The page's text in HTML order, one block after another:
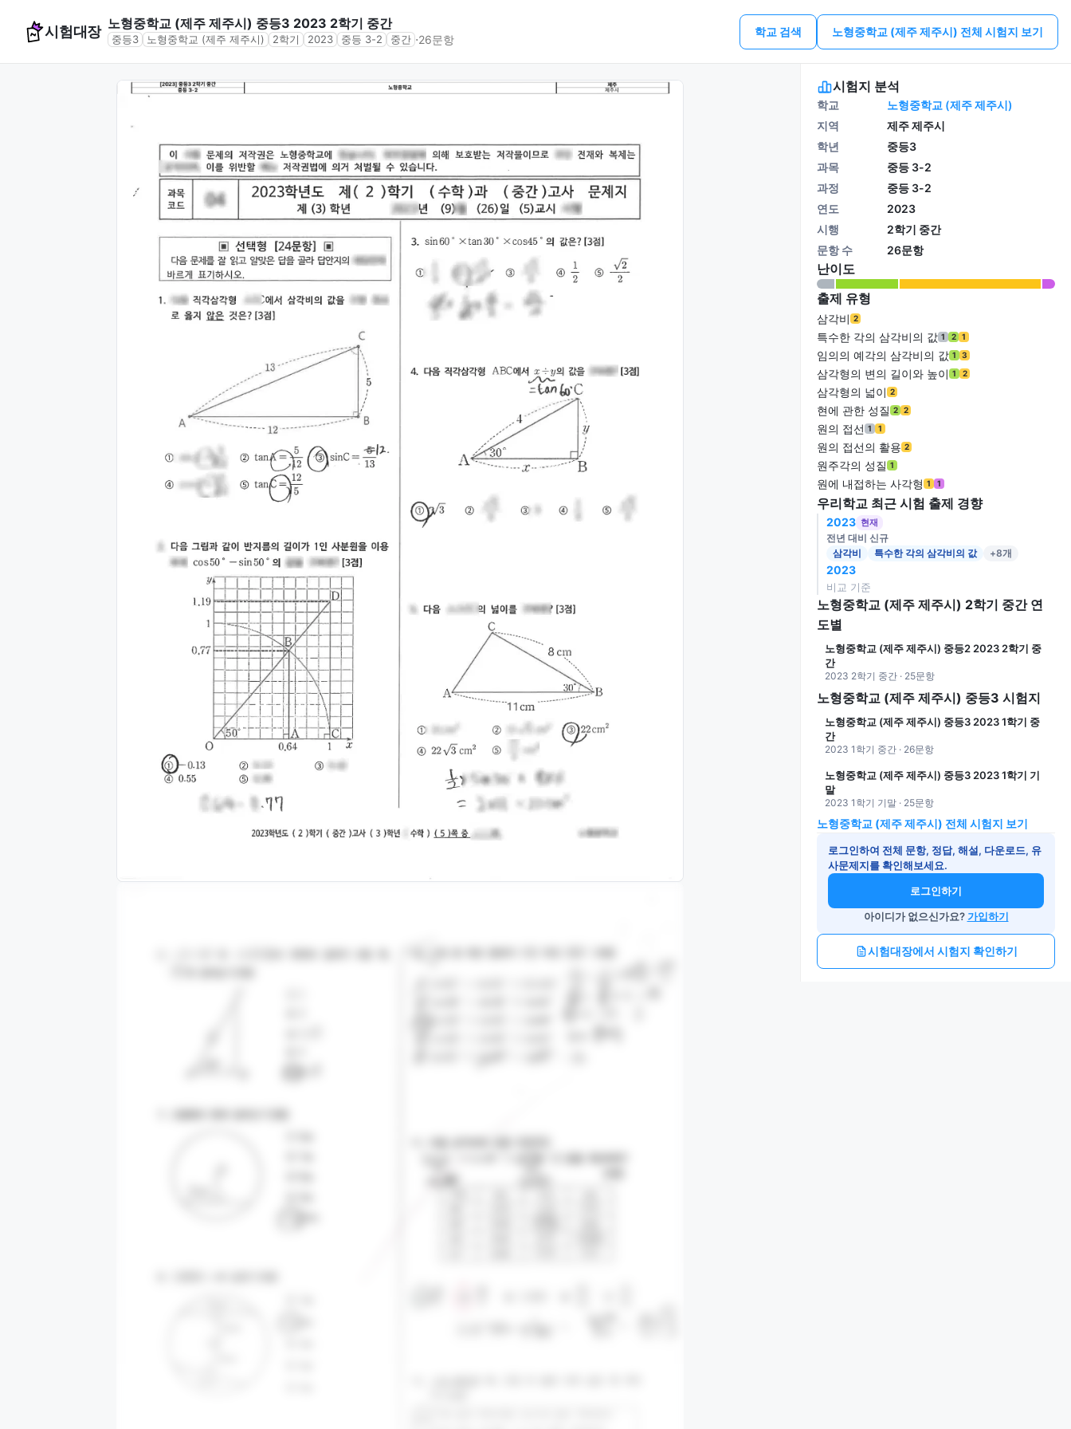
시험대장 노형중학교 (제주 제주시) 중등3 2023 2학기 중간
중등3 노형중학교 (제주 제주시) 2학기 2023 중등 3-2 중간 ⋅26문항
학교 검색 노형중학교 (제주 제주시) 전체 시험지 보기
시험지 분석
학교
노형중학교 (제주 제주시)
지역
제주 제주시
학년
중등3
과목
중등 3-2
과정
중등 3-2
연도
2023
시행
2학기 중간
문항 수
26문항
난이도
출제 유형
삼각비 2
특수한 각의 삼각비의 값 1 2 1
임의의 예각의 삼각비의 값 1 3
삼각형의 변의 길이와 높이 1 2
삼각형의 넓이 2
현에 관한 성질 2 2
원의 접선 1 1
원의 접선의 활용 2
원주각의 성질 1
원에 내접하는 사각형 1 1
우리학교 최근 시험 출제 경향
2023 현재
전년 대비 신규
삼각비
특수한 각의 삼각비의 값 +8개
2023
비교 기준
노형중학교 (제주 제주시) 2학기 중간 연
도별
노형중학교 (제주 제주시) 중등2 2023 2학기 중
간
2023 2학기 중간 · 25문항
노형중학교 (제주 제주시) 중등3 시험지
노형중학교 (제주 제주시) 중등3 2023 1학기 중
간
2023 1학기 중간 · 26문항
노형중학교 (제주 제주시) 중등3 2023 1학기 기
말
2023 1학기 기말 · 25문항
노형중학교 (제주 제주시) 전체 시험지 보기
로그인하여 전체 문항, 정답, 해설, 다운로드, 유
사문제지를 확인해보세요.
로그인하기
아이디가 없으신가요?가입하기
시험대장에서 시험지 확인하기